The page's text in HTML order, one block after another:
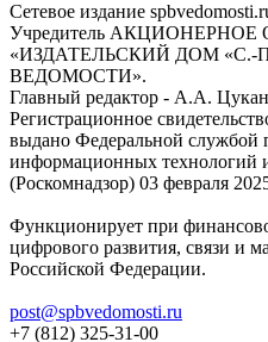
Сетевое издание
Учредитель
«ИЗДАТЕЛЬСКИЙ ДОМ «С.-
ВЕДОМОСТИ».
Главный редактор - А.А.
Регистрационное
выдано Федеральной службой
информационных технологий
(Роскомнадзор) 03 февраля
Функционирует при
цифрового развития, связи и
Российской Федерации.
post@spbvedomosti.ru
+7 (812) 325-31-00